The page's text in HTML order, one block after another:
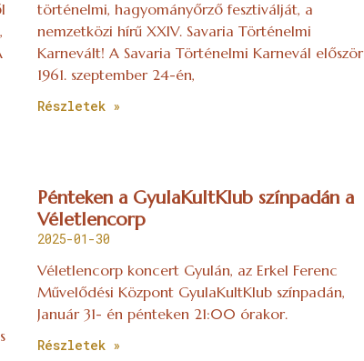
történelmi, hagyományőrző fesztiválját, a
nemzetközi hírű XXIV. Savaria Történelmi
Karnevált! A Savaria Történelmi Karnevál először
1961. szeptember 24-én,
Részletek »
Pénteken a GyulaKultKlub színpadán a
Véletlencorp
2025-01-30
Véletlencorp koncert Gyulán, az Erkel Ferenc
Művelődési Központ GyulaKultKlub színpadán,
Január 31- én pénteken 21:00 órakor.
Részletek »